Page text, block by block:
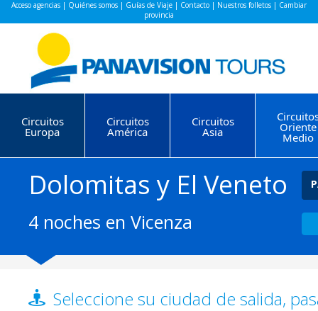
Acceso agencias | Quiénes somos | Guías de Viaje | Contacto | Nuestros folletos | Cambiar
provincia
Circuitos
Europa
Circuitos
América
Circuitos
Asia Oriente
Medio
Dolomitas y El Veneto
4 noches en Vicenza
Seleccione su ciudad de salida,